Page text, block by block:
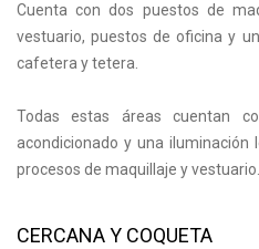
Cuenta con dos puestos de
vestuario, puestos de oficina y
cafetera y tetera.
Todas estas áreas cuentan
acondicionado y una
procesos de maquillaje y vestuario.
CERCANA Y COQUETA